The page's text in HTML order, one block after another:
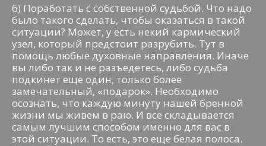
6) Поработать с собственной судьбой. Что надо
было такого сделать, чтобы оказаться в такой
ситуации? Может, у есть некий кармический
узел, который предстоит разрубить. Тут в
помощь любые духовные направления. Иначе
вы либо так и не разъедетесь, либо судьба
подкинет еще один, только более
замечательный, «подарок». Необходимо
осознать, что каждую минуту нашей бренной
жизни мы живем в раю. И все складывается
самым лучшим способом именно для вас в
этой ситуации. То есть, это еще белая полоса.